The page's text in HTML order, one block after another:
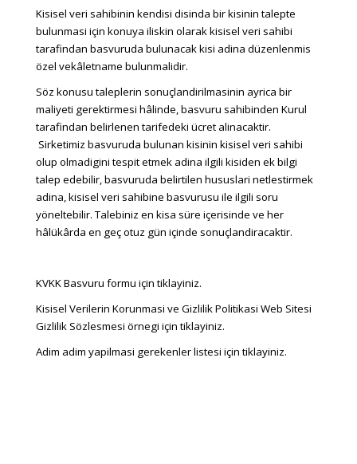
Kisisel veri sahibinin kendisi disinda bir kisinin talepte
bulunmasi için konuya iliskin olarak kisisel veri sahibi
tarafindan basvuruda bulunacak kisi adina düzenlenmis
özel vekâletname bulunmalidir.
Söz konusu taleplerin sonuçlandirilmasinin ayrica bir
maliyeti gerektirmesi hâlinde, basvuru sahibinden Kurul
tarafindan belirlenen tarifedeki ücret alinacaktir.
Sirketimiz basvuruda bulunan kisinin kisisel veri sahibi
olup olmadigini tespit etmek adina ilgili kisiden ek bilgi
talep edebilir, basvuruda belirtilen hususlari netlestirmek
adina, kisisel veri sahibine basvurusu ile ilgili soru
yöneltebilir. Talebiniz en kisa süre içerisinde ve her
hâlükârda en geç otuz gün içinde sonuçlandiracaktir.
KVKK Basvuru formu içintiklayiniz.
Kisisel Verilerin Korunmasi ve Gizlilik Politikasi Web Sitesi
Gizlilik Sözlesmesi örnegi içintiklayiniz.
Adim adim yapilmasi gerekenler listesi içintiklayiniz.